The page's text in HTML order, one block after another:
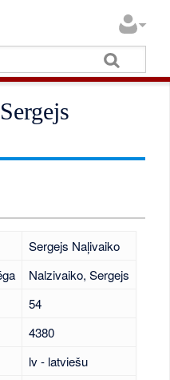
Sergejs Naļivaiko
Nalzivaiko, Sergejs
54
4380
lv - latviešu